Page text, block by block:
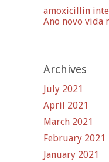
amoxicillin
Ano novo vida
Archives
July 2021
April 2021
March 2021
February 2021
January 2021